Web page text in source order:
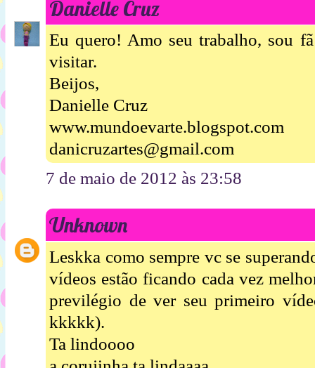
Danielle Cruz
Eu quero! Amo seu trabalho, sou
visitar.
Beijos,
Danielle Cruz
www.mundoevarte.blogspot.com
danicruzartes@gmail.com
7 de maio de 2012 às 23:58
Unknown
Leskka como sempre vc se
vídeos estão ficando cada vez
previlégio de ver seu primeiro
kkkkk).
Ta lindoooo